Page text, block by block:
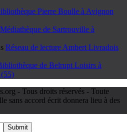
Pierre Boulle à Avignon
Médiathèque de Sartrouville à
Réseau de lecture Ambert Livradois
de Belrupt Loisirs à
- Tous droits réservés - Toute
sans accord écrit donnera lieu à des
Submit